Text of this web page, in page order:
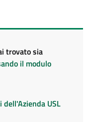
trovato sia
il modulo
dell'Azienda USL